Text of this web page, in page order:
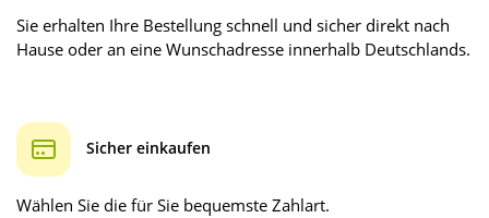
Sie erhalten Ihre Bestellung schnell und sicher direkt nach
Hause oder an eine Wunschadresse innerhalb Deutschlands.
Sicher einkaufen
Wählen Sie die für Sie bequemste Zahlart.